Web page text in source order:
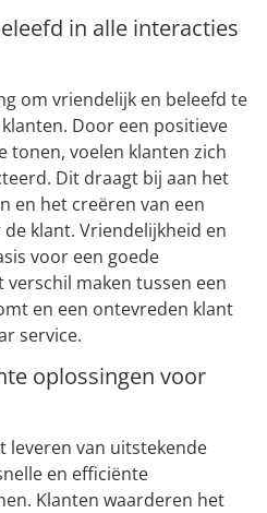
in alle interacties
om vriendelijk en beleefd te
Door een positieve
tonen, voelen klanten zich
Dit draagt bij aan het
en het creëren van een
klant. Vriendelijkheid en
voor een goede
maken tussen een
en een ontevreden klant
service.
oplossingen voor
leveren van uitstekende
en efficiënte
Klanten waarderen het